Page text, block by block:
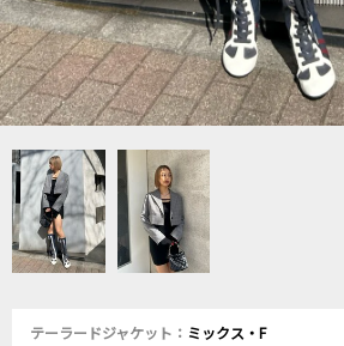
テーラードジャケット： ミックス・F